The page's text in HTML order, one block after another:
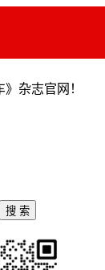
杂志官网！